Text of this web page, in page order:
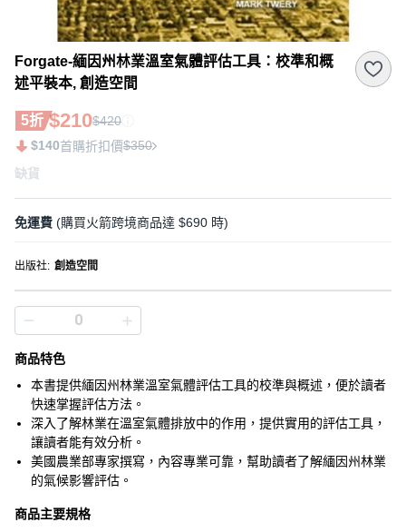
Forgate-緬因州林業溫室氣體評估工具：校準和概
述平裝本, 創造空間
5折 $210$420
$140首購折扣價$350
缺貨
免運費 (購買火箭跨境商品達 $690 時)
出版社: 創造空間
商品特色
本書提供緬因州林業溫室氣體評估工具的校準與概述，便於讀者
快速掌握評估方法。
深入了解林業在溫室氣體排放中的作用，提供實用的評估工具，
讓讀者能有效分析。
美國農業部專家撰寫，內容專業可靠，幫助讀者了解緬因州林業
的氣候影響評估。
商品主要規格